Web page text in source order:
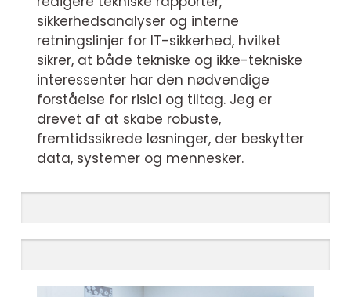
sikkerhedsanalyser og interne
retningslinjer for IT-sikkerhed, hvilket
sikrer, at både tekniske og ikke-tekniske
interessenter har den nødvendige
forståelse for risici og tiltag. Jeg er
drevet af at skabe robuste,
fremtidssikrede løsninger, der beskytter
data, systemer og mennesker.